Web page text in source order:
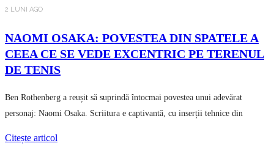
2 LUNI AGO
NAOMI OSAKA: POVESTEA DIN SPATELE A
CEEA CE SE VEDE EXCENTRIC PE TERENUL
DE TENIS
Ben Rothenberg a reușit să suprindă întocmai povestea unui adevărat
personaj: Naomi Osaka. Scriitura e captivantă, cu inserții tehnice din
Citește articol